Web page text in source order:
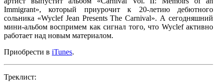
Immigrant», который приурочит к 20-летию дебютного
сольника «Wyclef Jean Presents The Carnival». А сегодняшний
мини-альбом воспримем как сигнал того, что Wyclefактивно
работает над новым материалом.
Приобрести в iTunes.
Треклист: